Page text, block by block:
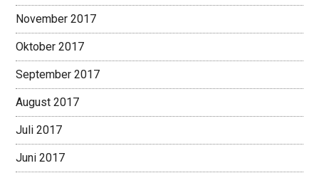
November 2017
Oktober 2017
September 2017
August 2017
Juli 2017
Juni 2017